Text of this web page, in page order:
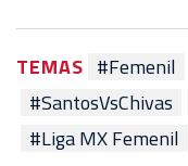
TEMAS #Femenil
#SantosVsChivas
#Liga MX Femenil